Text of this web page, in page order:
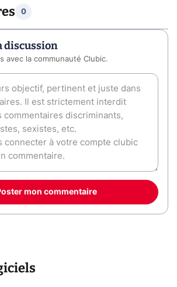
0
discussion
avec la communauté Clubic.
mon commentaire